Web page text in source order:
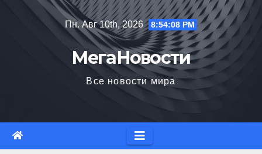
Пн. Авг 10th, 2026 8:54:09 PM
МегаНовости
Все новости мира